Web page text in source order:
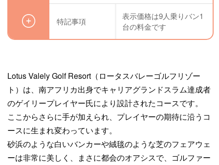
特記事項
表示価格は9人乗りバン1
台の料金です
Lotus Valely Golf Resort（ロータスバレーゴルフリゾー
ト）は、南アフリカ出身でキャリアグランドスラム達成者
のゲイリープレイヤー氏により設計されたコースです。
ここからさらに手が加えられ、プレイヤーの期待に沿うコ
ースに生まれ変わっています。
砂浜のような白いバンカーや絨毯のような芝のフェアウェ
ーは非常に美しく、まさに都会のオアシスで、ゴルファー